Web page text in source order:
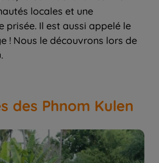
locales et une
Il est aussi appelé le
! Nous le découvrons lors de
des Phnom Kulen